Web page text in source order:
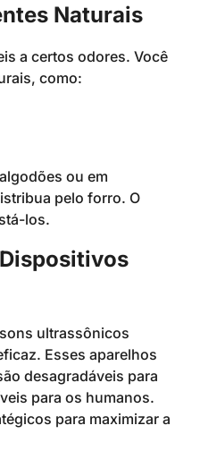
Naturais
a certos odores. Você
como:
ou em
pelo forro. O
los.
ultrassônicos
Esses aparelhos
desagradáveis para
para os humanos.
para maximizar a